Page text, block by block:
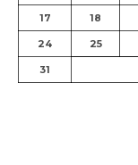
17 18
24 25
31